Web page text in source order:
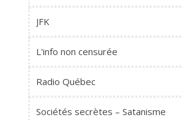
JFK
L'info non censurée
Radio Québec
Sociétés secrètes – Satanisme